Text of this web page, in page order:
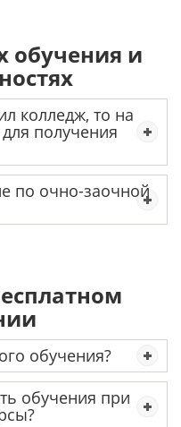
обучения и
колледж, то на
получения
по очно-заочной
обучения?
обучения при